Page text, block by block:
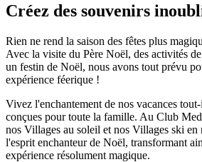
Créez des souvenirs
Rien ne rend la saison des fêtes plus
Avec la visite du Père Noël, des activités
un festin de Noël, nous avons tout prévu
expérience féerique !
Vivez l'enchantement de nos vacances
conçues pour toute la famille. Au Club
nos Villages au soleil et nos Villages ski en
l'esprit enchanteur de Noël, transformant
expérience résolument magique.